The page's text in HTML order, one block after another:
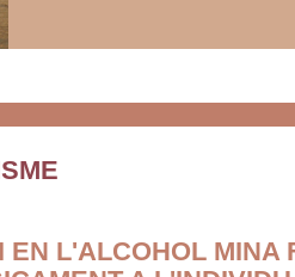
EN L'ALCOHOL MINA